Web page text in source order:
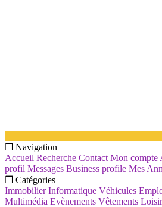
❐ Navigation
Accueil Recherche Contact Mon compte
profil Messages Business profile Mes
❐ Catégories
Immobilier Informatique Véhicules
Multimédia Evènements Vêtements